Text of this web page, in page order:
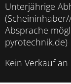
Unterjährige
Absprache
pyrotechnik.de)
Kein Verkauf